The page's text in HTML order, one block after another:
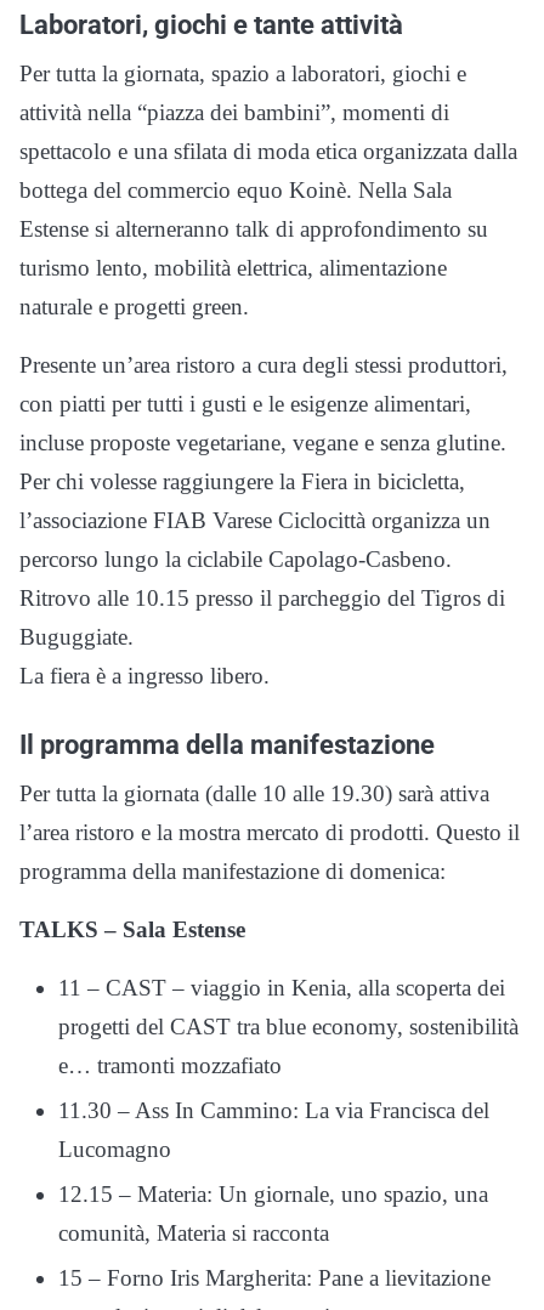
Laboratori, giochi e tante attività
Per tutta la giornata, spazio a laboratori, giochi e
attività nella “piazza dei bambini”, momenti di
spettacolo e una sfilata di moda etica organizzata dalla
bottega del commercio equo Koinè. Nella Sala
Estense si alterneranno talk di approfondimento su
turismo lento, mobilità elettrica, alimentazione
naturale e progetti green.
Presente un’area ristoro a cura degli stessi produttori,
con piatti per tutti i gusti e le esigenze alimentari,
incluse proposte vegetariane, vegane e senza glutine.
Per chi volesse raggiungere la Fiera in bicicletta,
l’associazione FIAB Varese Ciclocittà organizza un
percorso lungo la ciclabile Capolago-Casbeno.
Ritrovo alle 10.15 presso il parcheggio del Tigros di
Buguggiate.
La fiera è a ingresso libero.
Il programma della manifestazione
Per tutta la giornata (dalle 10 alle 19.30) sarà attiva
l’area ristoro e la mostra mercato di prodotti. Questo il
programma della manifestazione di domenica:
TALKS – Sala Estense
11 – CAST – viaggio in Kenia, alla scoperta dei
progetti del CAST tra blue economy, sostenibilità
e… tramonti mozzafiato
11.30 – Ass In Cammino: La via Francisca del
Lucomagno
12.15 – Materia: Un giornale, uno spazio, una
comunità, Materia si racconta
15 – Forno Iris Margherita: Pane a lievitazione